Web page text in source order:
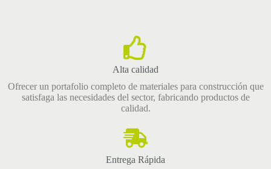
Alta calidad
Ofrecer un portafolio completo de materiales para construcción que
satisfaga las necesidades del sector, fabricando productos de
calidad.
Entrega Rápida